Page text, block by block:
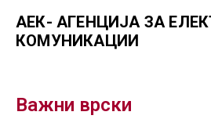
АЕК- АГЕНЦИЈА ЗА
КОМУНИКАЦИИ
Важни врски